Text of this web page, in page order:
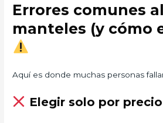
Errores comunes
manteles (y cómo
Aquí es donde muchas personas
Elegir solo por precio